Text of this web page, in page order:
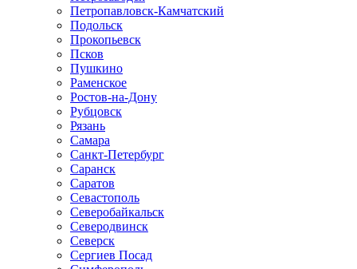
Петропавловск-Камчатский
Подольск
Прокопьевск
Псков
Пушкино
Раменское
Ростов-на-Дону
Рубцовск
Рязань
Самара
Санкт-Петербург
Саранск
Саратов
Севастополь
Северобайкальск
Северодвинск
Северск
Сергиев Посад